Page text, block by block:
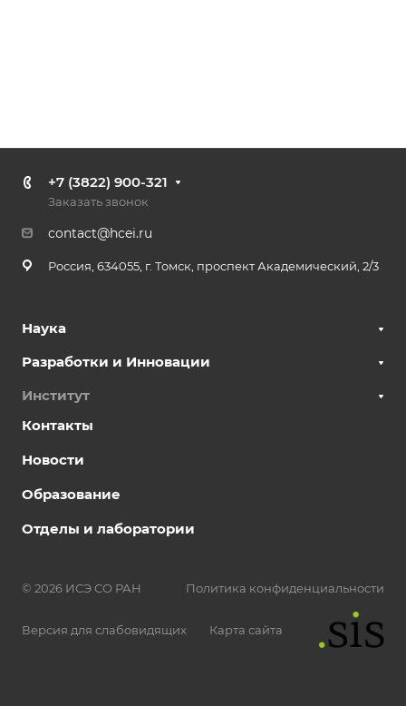
+7 (3822) 900-321
Заказать звонок
contact@hcei.ru
Россия, 634055, г. Томск, проспект Академический, 2/3
Наука
Разработки и Инновации
Институт
Контакты
Новости
Образование
Отделы и лаборатории
© 2026 ИСЭ СО РАН Политика конфиденциальности
Версия для слабовидящих Карта сайта